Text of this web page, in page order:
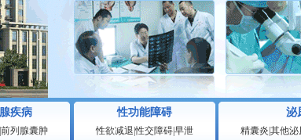
疾病
前列腺囊肿
性功能障碍
性欲减退 性交障碍|早泄
泌
精囊炎 其他泌